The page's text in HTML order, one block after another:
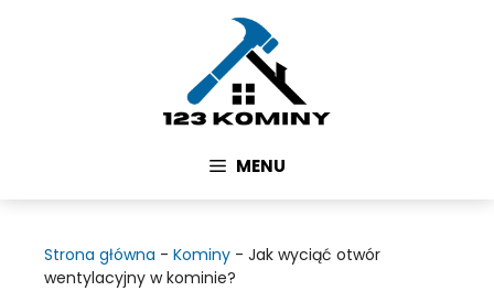
MENU
Strona główna - Kominy - Jak wyciąć otwór
wentylacyjny w kominie?